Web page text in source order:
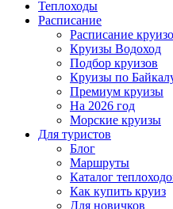
Теплоходы
Расписание
Расписание
Круизы Водоход
Подбор круизов
Круизы по
Премиум круизы
На 2026 год
Морские круизы
Для туристов
Блог
Маршруты
Каталог
Как купить круиз
Для новичков